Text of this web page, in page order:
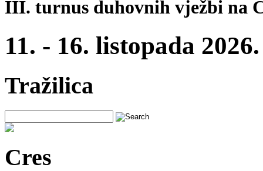
III. turnus duhovnih vježbi na
11. - 16. listopada 2026.
Tražilica
Cres